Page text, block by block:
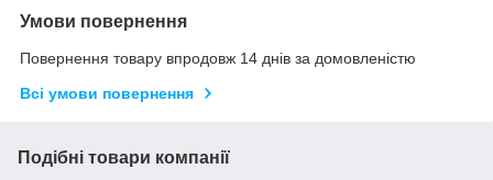
Умови повернення
Повернення товару впродовж 14 днів за домовленістю
Всі умови повернення
Подібні товари компанії